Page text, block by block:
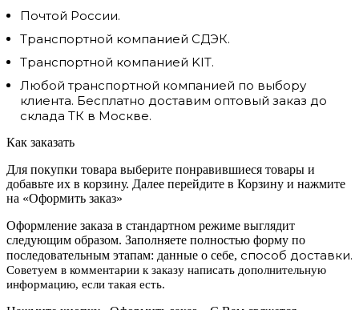
Почтой России.
Транспортной компанией СДЭК.
Транспортной компанией KIT.
Любой транспортной компанией по выбору
клиента. Бесплатно доставим оптовый заказ до
склада ТК в Москве.
Как заказать
Для покупки товара выберите понравившиеся товары и
добавьте их в корзину. Далее перейдите в Корзину и нажмите
на «Оформить заказ»
Оформление заказа в стандартном режиме выглядит
следующим образом. Заполняете полностью форму по
последовательным этапам: данные о себе, способ доставки.
Советуем в комментарии к заказу написать дополнительную
информацию, если такая есть.